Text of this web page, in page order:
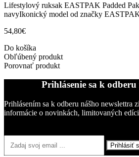
Lifestylový ruksak EASTPAK Padded
navyIkonický model od značky
54,80€
Do košíka
Obľúbený produkt
Porovnať produkt
Prihlásenie sa k odberu
Prihlásením sa k odberu nášho newslettra
informácie o novinkách, limitovaných
Prihlásiť